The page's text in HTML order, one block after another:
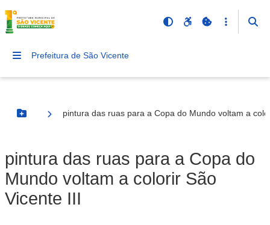
Prefeitura de São Vicente
Botão Menu
pintura das ruas para a Copa do Mundo voltam a
pintura das ruas para a Copa do
Mundo voltam a colorir São
Vicente III